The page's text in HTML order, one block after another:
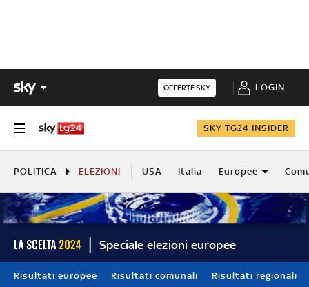
OFFERTE SKY LOGIN
SKY TG24 INSIDER
POLITICA ELEZIONI USA Italia Europee
Speciale elezioni europee
Risultati europee Risultati comunali Risultati regionali